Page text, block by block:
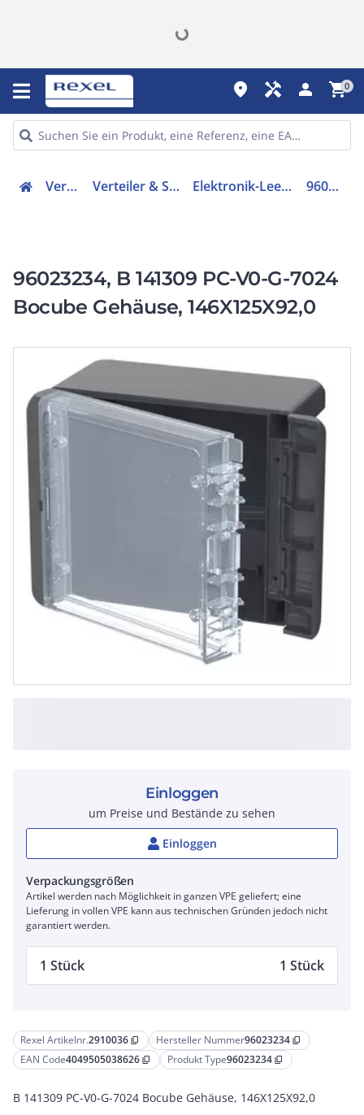
place handyman person shopping_cart0
Verteiler Verteiler & Schränke Elektronik-Leergehäuse 96023234
96023234, B 141309 PC-V0-G-7024
Bocube Gehäuse, 146X125X92,0
Rexel Artikelnr.2910036 content_copy Hersteller Nummer96023234 content_copy
EAN Code4049505038626 content_copy Produkt Type96023234 content_copy
B 141309 PC-V0-G-7024 Bocube Gehäuse, 146X125X92,0
Einloggen
um Preise und Bestände zu sehen
Einloggen
Verpackungsgrößen
Artikel werden nach Möglichkeit in ganzen VPE geliefert; eine
Lieferung in vollen VPE kann aus technischen Gründen jedoch nicht
garantiert werden.
1 Stück 1 Stück